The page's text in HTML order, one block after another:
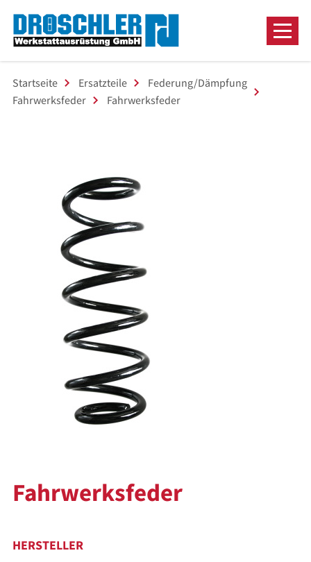
Startseite Ersatzteile
Federung/Dämpfung
Fahrwerksfeder
Fahrwerksfeder
Fahrwerksfeder
HERSTELLER